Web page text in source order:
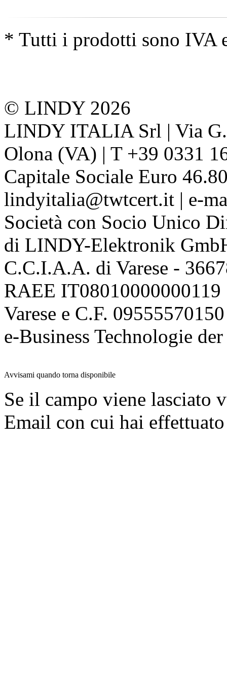
* Tutti i prodotti sono IVA
© LINDY 2026
LINDY ITALIA Srl | Via
Olona (VA) | T +39 0331
Capitale Sociale Euro
lindyitalia@twtcert.it | e-
Società con Socio Unico
di LINDY-Elektronik
C.C.I.A.A. di Varese -
RAEE
Varese e C.F. 09555570150
e-Business Technologie
Avvisami quando torna disponibile
Se il campo viene lasciato
Email con cui hai